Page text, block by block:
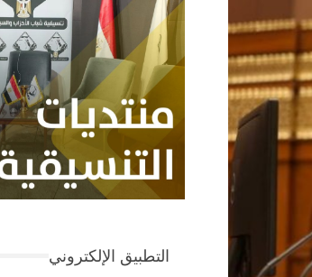
التطبيق الإلكتروني